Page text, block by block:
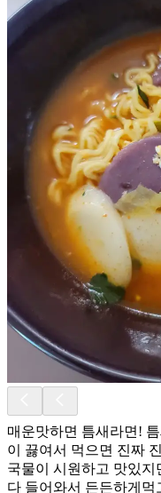
매운맛하면 틈새라면!
이 끓여서 먹으면 진짜
국물이 시원하고 맛있
다 들어와서 든든하게